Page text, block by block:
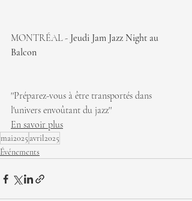
MONTRÉAL - Jeudi Jam Jazz Night au
Balcon
''Préparez-vous à être transportés dans
l'univers envoûtant du jazz''
En savoir plus
mai2025 avril2025
Événements